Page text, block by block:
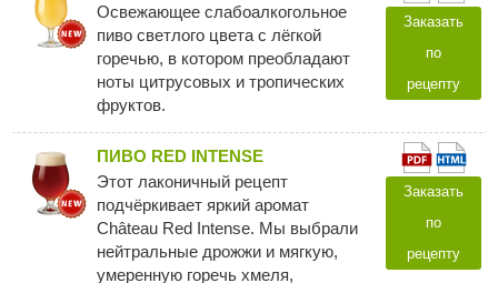
Освежающее слабоалкогольное
пиво светлого цвета с лёгкой
горечью, в котором преобладают
ноты цитрусовых и тропических
фруктов.
Заказать
по
рецепту
ПИВО RED INTENSE
Этот лаконичный рецепт
подчёркивает яркий аромат
Château Red Intense. Мы выбрали
нейтральные дрожжи и мягкую,
умеренную горечь хмеля,
Заказать
по
рецепту